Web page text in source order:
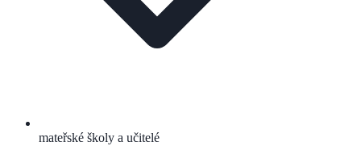
mateřské školy a učitelé